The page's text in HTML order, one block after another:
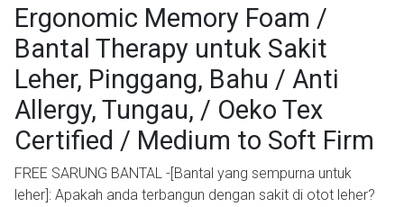
Ergonomic Memory Foam /
Bantal Therapy untuk Sakit
Leher, Pinggang, Bahu / Anti
Allergy, Tungau, / Oeko Tex
Certified / Medium to Soft Firm
FREE SARUNG BANTAL -[Bantal yang sempurna untuk
leher]: Apakah anda terbangun dengan sakit di otot leher?